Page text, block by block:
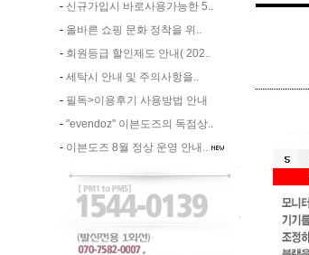
- 신규가입시 바로사용가능한 5..
- 올바른 쇼핑 문화 정착을 위..
- 회원등급 할인제도 안내( 202..
- 세탁시 안내 및 주의사항을..
- 필독>이용후기 사용방법 안내
- "evendoz" 이븐도즈의 독점상..
- 이븐도즈 8월 정상 운영 안내..